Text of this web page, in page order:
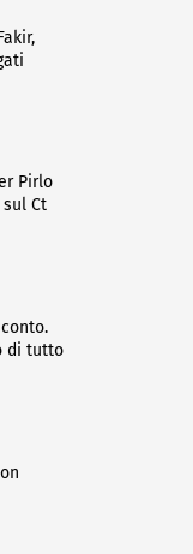
Pirlo
Ct
di tutto